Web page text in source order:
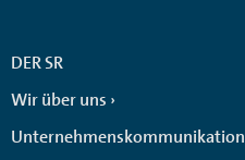
DER SR
Wir über uns
Unternehmenskommunikation